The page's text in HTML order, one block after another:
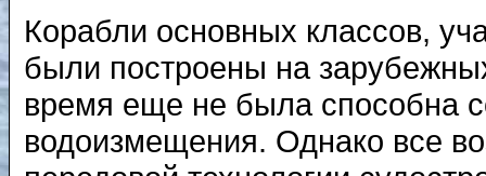
Корабли основных классов,
были построены на
время еще не была способна
водоизмещения. Однако все